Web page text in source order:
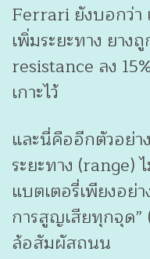
Ferrari ยังบอกว่า
เพิ่มระยะทาง ยา
resistance ลง
เกาะไว้
และนี่คืออีกตัวอย่
ระยะทาง (range)
แบตเตอรี่เพียงอย่
การสูญเสียทุกจุด”
ล้อสัมผัสถนน